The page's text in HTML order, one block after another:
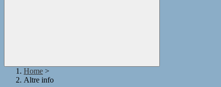
Home >
Altre info